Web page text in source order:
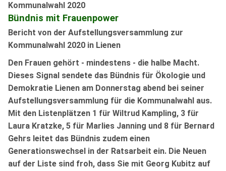
Kommunalwahl 2020
Bündnis mit Frauenpower
Bericht von der Aufstellungsversammlung zur
Kommunalwahl 2020 in Lienen
Den Frauen gehört - mindestens - die halbe Macht.
Dieses Signal sendete das Bündnis für Ökologie und
Demokratie Lienen am Donnerstag abend bei seiner
Aufstellungsversammlung für die Kommunalwahl aus.
Mit den Listenplätzen 1 für Wiltrud Kampling, 3 für
Laura Kratzke, 5 für Marlies Janning und 8 für Bernard
Gehrs leitet das Bündnis zudem einen
Generationswechsel in der Ratsarbeit ein. Die Neuen
auf der Liste sind froh, dass Sie mit Georg Kubitz auf